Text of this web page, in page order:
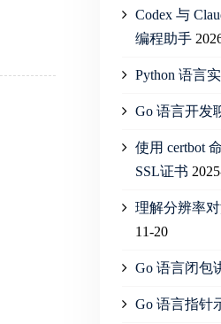
Codex 与
编程助手
Python 语言
Go 语言开发
使用 certbot
SSL证书
理解分辨率
11-20
Go 语言闭包
Go 语言指针